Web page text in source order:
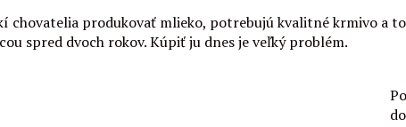
chovatelia produkovať mlieko, potrebujú kvalitné krmivo a
spred dvoch rokov. Kúpiť ju dnes je veľký problém.